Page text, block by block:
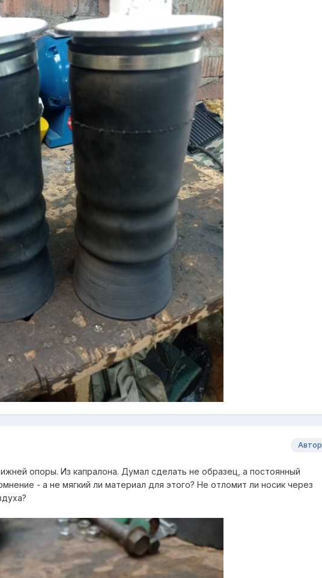
Автор
опоры. Из капралона. Думал сделать не образец, а постоянный
- а не мягкий ли материал для этого? Не отломит ли носик через